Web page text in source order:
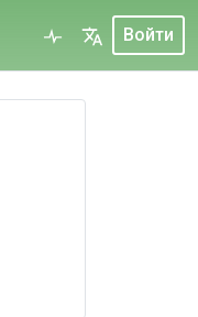
Войти